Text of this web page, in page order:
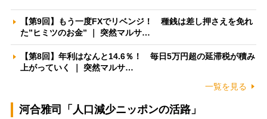
【第9回】もう一度FXでリベンジ！ 種銭は差し押さえを免れ
た”ヒミツのお金” ｜ 突然マルサ…
【第8回】年利はなんと14.6％！ 毎日5万円超の延滞税が積み
上がっていく ｜ 突然マルサ…
一覧を見る
河合雅司「人口減少ニッポンの活路」